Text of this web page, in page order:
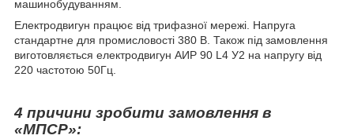
машинобудуванням.
Електродвигун працює від трифазної мережі. Напруга
стандартне для промисловості 380 В. Також під замовлення
виготовляється електродвигун АИР 90 L4 У2 на напругу від
220 частотою 50Гц.
4 причини зробити замовлення в
«МПСР»: